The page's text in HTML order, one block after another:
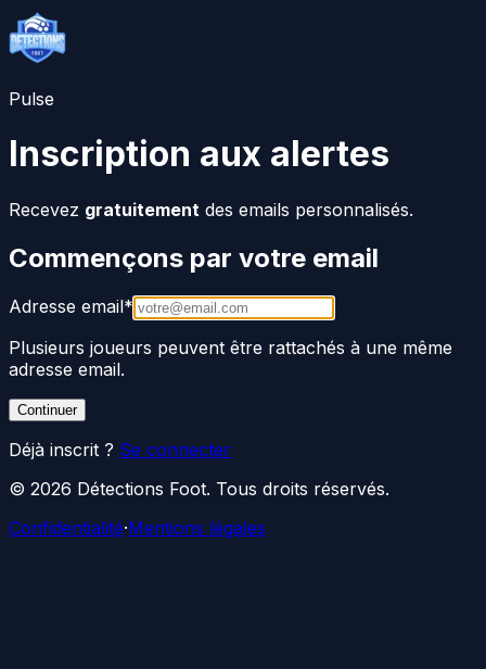
Pulse
Inscription aux alertes
Recevez gratuitement des emails personnalisés.
Commençons par votre email
Adresse email*
Plusieurs joueurs peuvent être rattachés à une même
adresse email.
Continuer
Déjà inscrit ? Se connecter
© 2026 Détections Foot. Tous droits réservés.
Confidentialité·Mentions légales